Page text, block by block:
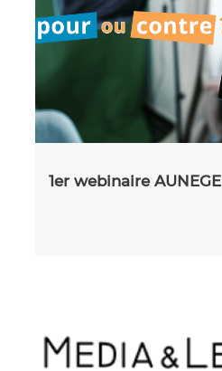
1er webinaire AUNEGE